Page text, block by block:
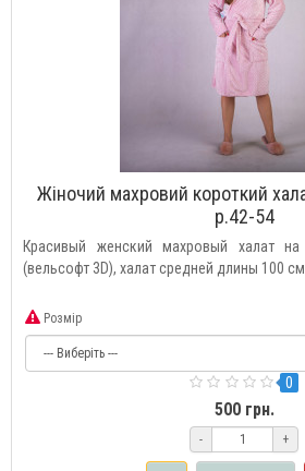
Жіночий махровий короткий
р.42-54
Красивый женский махровый халат
(вельсофт 3D), халат средней длины 100 см
Розмір
0
500 грн.
- +